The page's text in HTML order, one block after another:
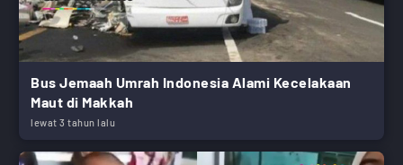
Bus Jemaah Umrah Indonesia Alami Kecelakaan
Maut di Makkah
lewat 3 tahun lalu